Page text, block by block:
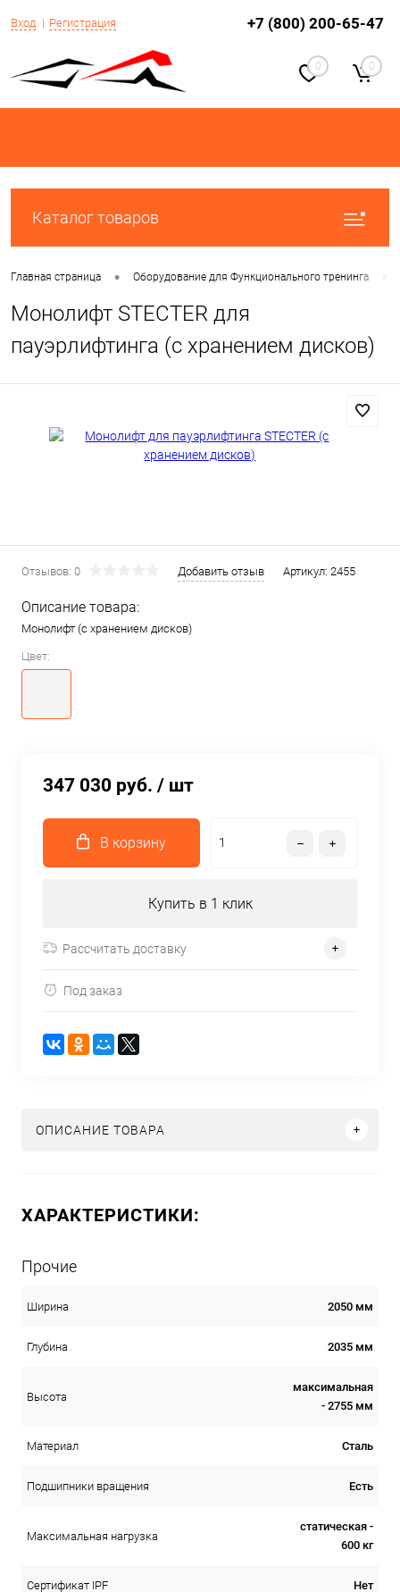
Вход Регистрация +7 (800) 200-65-47
0 0
Каталог товаров
Главная страница • Оборудование для Функционального тренинга
Монолифт STECTER для
пауэрлифтинга (с хранением дисков)
Отзывов: 0 Добавить отзыв Артикул: 2455
Описание товара:
Монолифт (с хранением дисков)
Цвет:
347 030 руб. / шт
В корзину
Купить в 1 клик
Рассчитать доставку
Под заказ
ОПИСАНИЕ ТОВАРА
ХАРАКТЕРИСТИКИ:
Прочие
Ширина 2050 мм
Глубина 2035 мм
Высота
максимальная
- 2755 мм
Материал Сталь
Подшипники вращения Есть
Максимальная нагрузка
статическая -
600 кг
Сертификат IPF Нет